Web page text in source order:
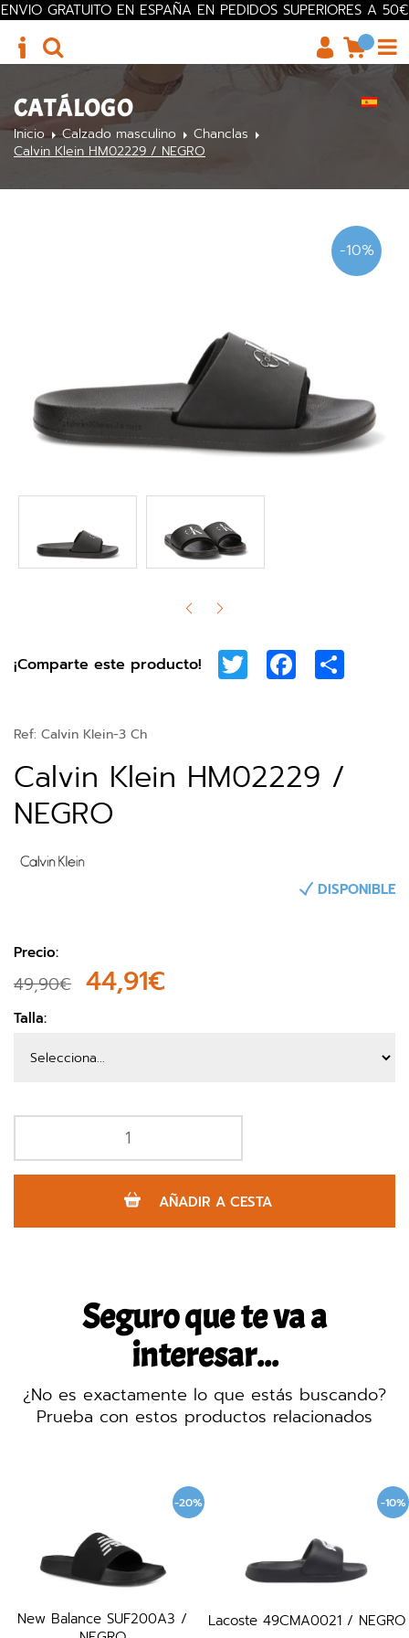
ENVIO GRATUITO EN ESPAÑA EN PEDIDOS SUPERIORES A 50€
CATÁLOGO
Inicio Calzado masculino
Chanclas
Calvin Klein HM02229 / NEGRO
-10%
¡Comparte este producto! Twitter Facebook
Ref: Calvin Klein-3 Ch
Calvin Klein HM02229 /
NEGRO
DISPONIBLE
Precio:
49,90€ 44,91€
Talla:
AÑADIR A CESTA
Seguro que te va a
interesar...
¿No es exactamente lo que estás buscando?
Prueba con estos productos relacionados
-20%
New Balance SUF200A3 /
-10%
Lacoste 49CMA0021 / NEGRO